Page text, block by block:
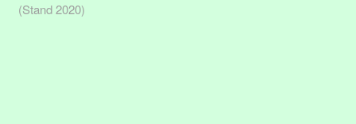
(Stand 2020)